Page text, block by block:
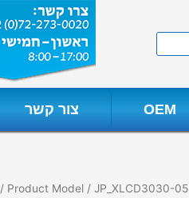
צור קשר OEM
/ Product Model / JP_XLCD3030-05